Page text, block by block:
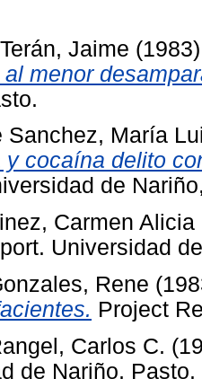
Jaime
menor
Sanchez, María
y cocaína delito
de
Carmen Alicia
Universidad
Rene
Project
Carlos C.
de Nariño, Pasto.